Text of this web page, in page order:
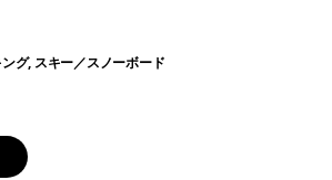
グ, スキー／スノーボード